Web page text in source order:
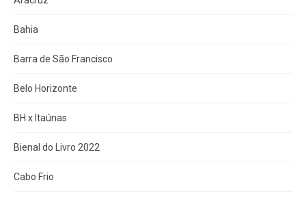
Bahia
Barra de São Francisco
Belo Horizonte
BH x Itaúnas
Bienal do Livro 2022
Cabo Frio